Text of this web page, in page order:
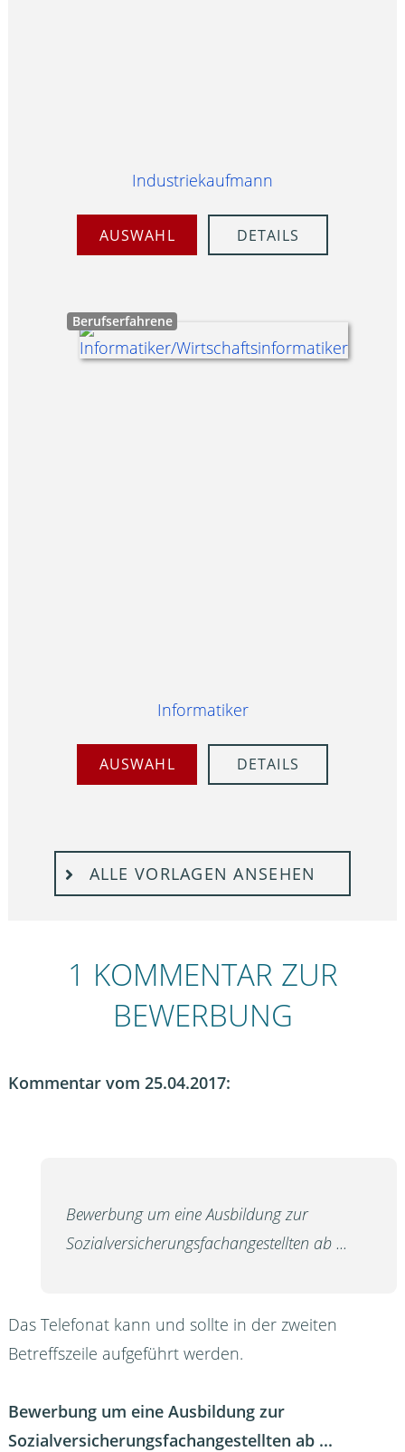
Industriekaufmann
AUSWAHL DETAILS
Berufserfahrene
Informatiker
AUSWAHL DETAILS
ALLE VORLAGEN ANSEHEN
1 KOMMENTAR ZUR
BEWERBUNG
Kommentar vom 25.04.2017:
Bewerbung um eine Ausbildung zur
Sozialversicherungsfachangestellten ab ...
Das Telefonat kann und sollte in der zweiten
Betreffszeile aufgeführt werden.
Bewerbung um eine Ausbildung zur
Sozialversicherungsfachangestellten ab ...